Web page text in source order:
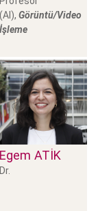
(AI), Görüntü/Video
İşleme
Egem ATIK
Dr.